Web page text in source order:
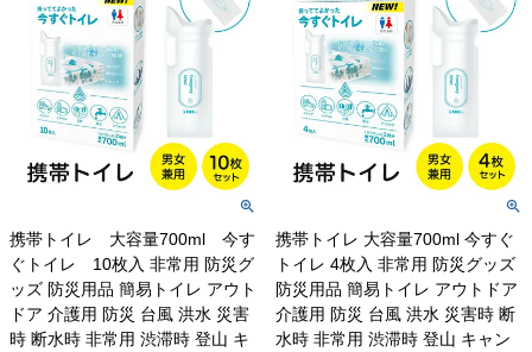
携帯トイレ 大容量700ml 今す
ぐトイレ 10枚入 非常用 防災グ
ッズ 防災用品 簡易トイレ アウト
ドア 介護用 防災 台風 洪水 災害
時 断水時 非常用 渋滞時 登山 キ
携帯トイレ 大容量700ml 今すぐ
トイレ 4枚入 非常用 防災グッズ
防災用品 簡易トイレ アウトドア
介護用 防災 台風 洪水 災害時 断
水時 非常用 渋滞時 登山 キャン